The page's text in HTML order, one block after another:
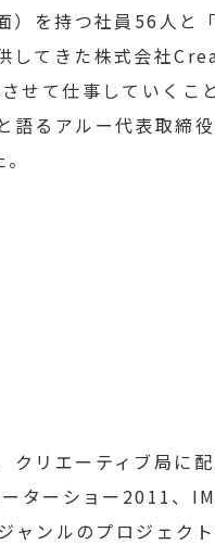
）を持つ社員56人と
供してきた株式会社
て仕事していくこ
るアルー代表取締
リエーティブ局に
ターショー2011、
ャンルのプロジェク